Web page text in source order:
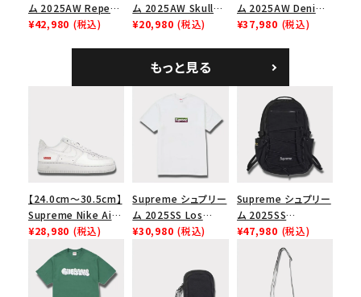
ム 2025AW Repeat
Leather Belt リピー
¥42,980 (税込)
ム 2025AW Skull
Tee スカル Tシャ
¥20,980 (税込)
ム 2025AW Denim
Shoulder Bag デニ
¥37,980 (税込)
もっと見る
【24.0cm～30.5cm】
Supreme Nike Air
Force 1 Low シュプ
リーム ナイキエアフォ
ース１スニーカー シ
ューズ ホワイト
¥28,980 (税込)
Supreme シュプリー
ム 2025SS Los
Angeles Fire Relief
スロゴTシャツ ホワ
¥30,980 (税込)
Supreme シュプリー
ム 2025SS
Backpack バックパッ
ク ブラック 黒
¥47,980 (税込)